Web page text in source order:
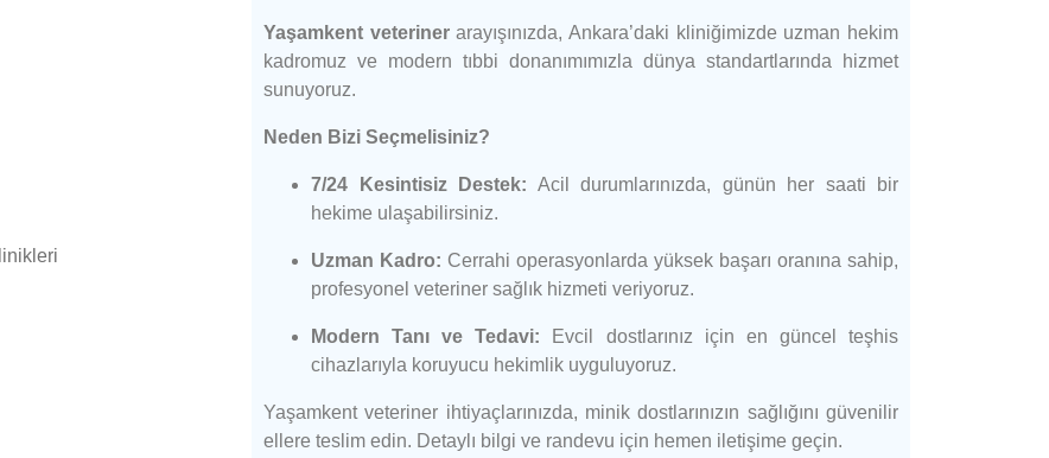
Yaşamkent veterinerarayışınızda, Ankara’daki kliniğimizde uzman hekim
kadromuz ve modern tıbbi donanımımızla dünya standartlarında hizmet
sunuyoruz.
Neden Bizi Seçmelisiniz?
7/24 Kesintisiz Destek: Acil durumlarınızda, günün her saati bir
hekime ulaşabilirsiniz.
Uzman Kadro: Cerrahi operasyonlarda yüksek başarı oranına sahip,
profesyonel veteriner sağlık hizmeti veriyoruz.
Modern Tanı ve Tedavi: Evcil dostlarınız için en güncel teşhis
cihazlarıyla koruyucu hekimlik uyguluyoruz.
Yaşamkent veteriner ihtiyaçlarınızda, minik dostlarınızın sağlığını güvenilir
ellere teslim edin. Detaylı bilgi ve randevu için hemen iletişime geçin.